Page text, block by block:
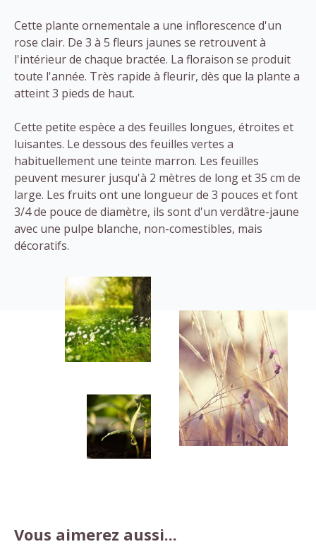
Cette plante ornementale a une inflorescence d'un
rose clair. De 3 à 5 fleurs jaunes se retrouvent à
l'intérieur de chaque bractée. La floraison se produit
toute l'année. Très rapide à fleurir, dès que la plante a
atteint 3 pieds de haut.
Cette petite espèce a des feuilles longues, étroites et
luisantes. Le dessous des feuilles vertes a
habituellement une teinte marron. Les feuilles
peuvent mesurer jusqu'à 2 mètres de long et 35 cm de
large. Les fruits ont une longueur de 3 pouces et font
3/4 de pouce de diamètre, ils sont d'un verdâtre-jaune
avec une pulpe blanche, non-comestibles, mais
décoratifs.
Vous aimerez aussi...